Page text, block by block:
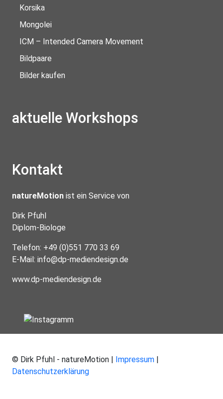
Korsika
Mongolei
ICM – Intended Camera Movement
Bildpaare
Bilder kaufen
aktuelle Workshops
Kontakt
natureMotion ist ein Service von
Dirk Pfuhl
Diplom-Biologe
Telefon: +49 (0)551 770 33 69
E-Mail: info@dp-mediendesign.de
www.dp-mediendesign.de
© Dirk Pfuhl - natureMotion | Impressum |
Datenschutzerklärung